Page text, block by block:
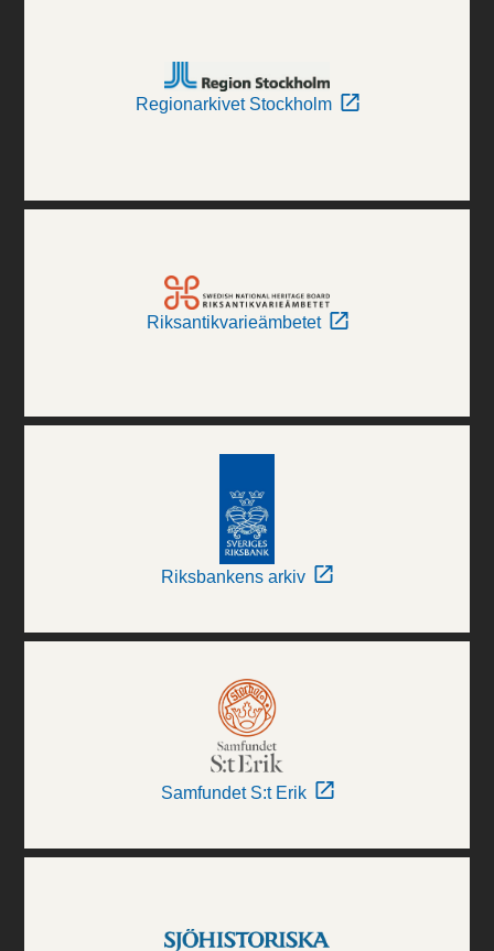
Regionarkivet Stockholm
Riksantikvarieämbetet
Riksbankens arkiv
Samfundet S:t Erik